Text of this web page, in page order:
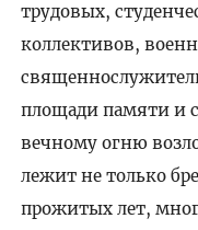
трудовых,
коллективов,
площади памяти и
вечному огню
лежит не только
прожитых лет,